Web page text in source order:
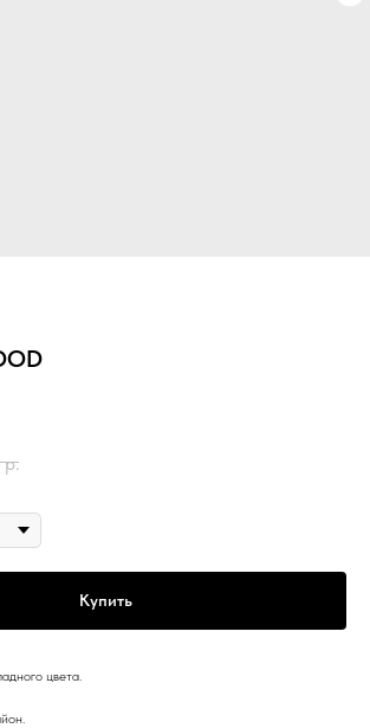
р.
Купить
цвета.